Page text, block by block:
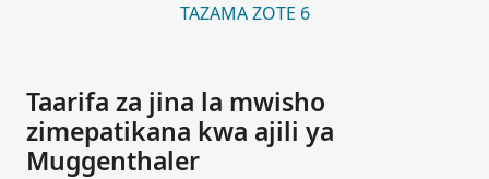
TAZAMA ZOTE 6
Taarifa za jina la mwisho
zimepatikana kwa ajili ya
Muggenthaler